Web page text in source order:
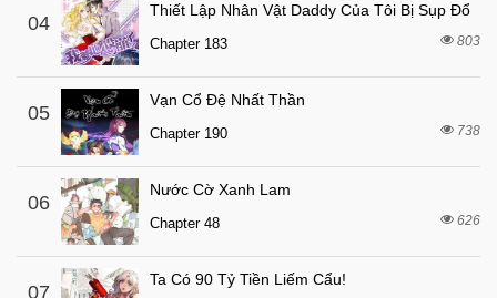
Chapter 29 5 tháng trước
Chapter 28
Chapter 27 5 tháng trước
Chapter 26
Chapter 25 5 tháng trước
Chapter 24
Chapter 23
Chapter 22 5 tháng trước
04
Thiết Lập Nhân Vật Daddy Của Tôi Bị Sụp Đổ
Chapter 183 803
05
Vạn Cổ Đệ Nhất Thần
Chapter 190 738
06
Nước Cờ Xanh Lam
Chapter 48 626
07
Ta Có 90 Tỷ Tiền Liếm Cẩu!